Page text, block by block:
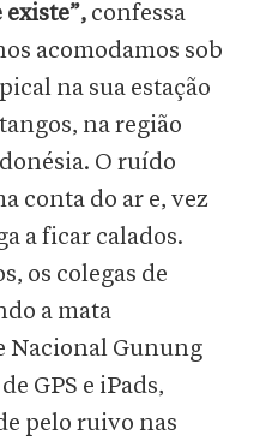
confessa
acomodamos sob
na sua estação
na região
O ruído
conta do ar e, vez
a ficar calados.
os colegas de
a mata
Nacional Gunung
GPS e iPads,
pelo ruivo nas